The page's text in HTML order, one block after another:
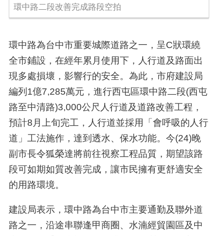
環中路二段改善完成路段空拍
環中路為台中市重要城際道路之一，呈C狀環繞
全市鋪設，在經年累月使用下，人行道及路面出
現多處損壞，影響行的安全。為此，市府建設局
編列1億7,285萬元，進行西屯區環中路二段(西屯
路至中清路)3,000公尺人行道及道路改善工程，
預計8月上旬完工，人行道並採用「會呼吸的人行
道」工法施作，達到透水、保水功能。今(24)晚
副市長令狐榮達將前往視察工程品質，期望該路
段可如期如質改善完成，讓市民擁有更舒適安全
的用路環境。
建設局表示，環中路為台中市主要通勤及聯外道
路之一，沿途串聯逢甲商圈、水湳經貿園區及中